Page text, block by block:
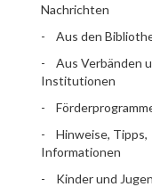
Nachrichten
Aus den
Aus Verbänden
Institutionen
Hinweise, Tipps,
Informationen
Kinder und